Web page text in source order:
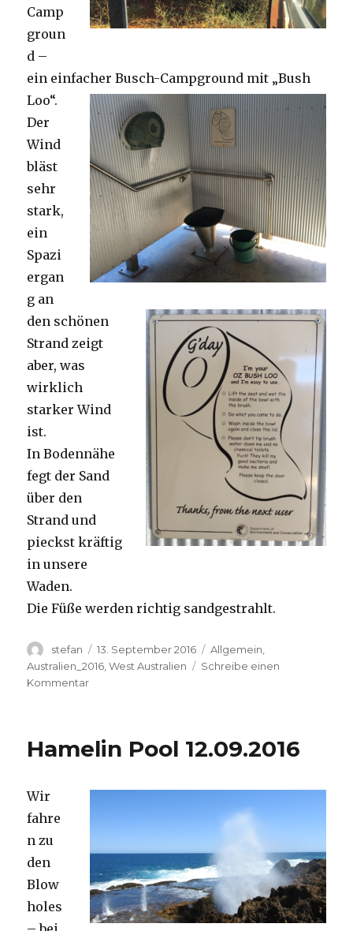
Camp
groun
d –
ein einfacher Busch-Campground mit „Bush
Loo“.
Der
Wind
bläst
sehr
stark,
ein
Spazi
ergan
g an
den schönen
Strand zeigt
aber, was
wirklich
starker Wind
ist.
In Bodennähe
fegt der Sand
über den
Strand und
pieckst kräftig
in unsere
Waden.
Die Füße werden richtig sandgestrahlt.
Autor
stefan
Veröffentlicht
am
13. September 2016 Kategorien
Allgemein
Australien_2016 ,West Australien
Schreibe einen
Kommentarzu
Hamelin Pool 12.09.2016
Wir
fahre
n zu
den
Blow
holes